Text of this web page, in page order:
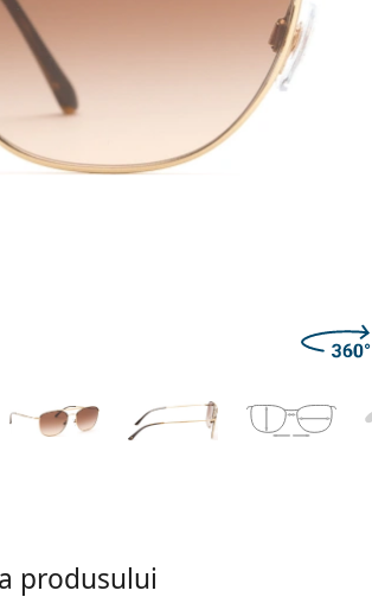
Lățimea lentilei
Lățimea
produsului